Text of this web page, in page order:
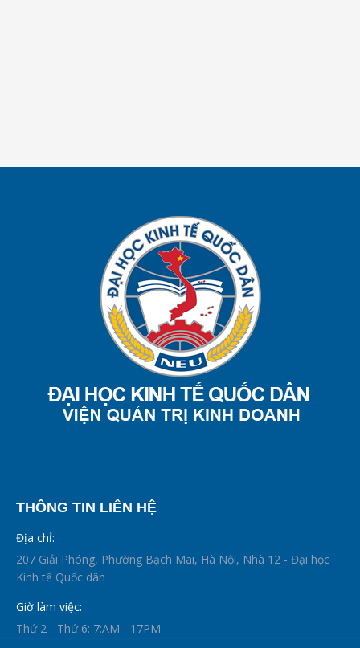
THÔNG TIN LIÊN HỆ
Địa chỉ:
207 Giải Phóng, Phường Bạch Mai, Hà Nội, Nhà 12 - Đại học
Kinh tế Quốc dân
Giờ làm việc:
Thứ 2 - Thứ 6: 7:AM - 17PM